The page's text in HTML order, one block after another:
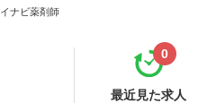
ナビ薬剤師
最近見た求人
0